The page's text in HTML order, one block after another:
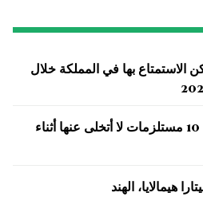
الاستمتاع بها في المملكة خلال
أنا صيدلانية وهذه 10 مستلزمات لا أتخلى عنها أثناء
هيمالايا، الهند